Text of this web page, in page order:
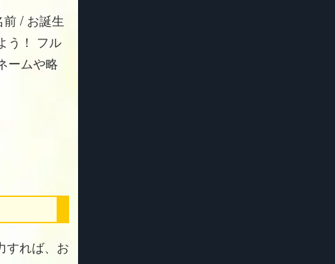
/ お誕生
う！ フル
ームや略
すれば、お